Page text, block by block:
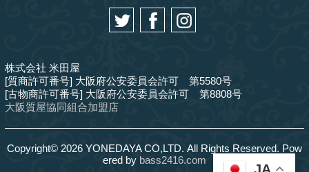
株式会社 米田屋
[質商許可番号] 大阪府公安委員会許可 第5580号
[古物商許可番号] 大阪府公安委員会許可 第8808号
大阪質屋協同組合加盟店
Copyright© 2026 YONEDAYA CO,LTD. All Rights Reserved. Pow
ered by bass2416.com